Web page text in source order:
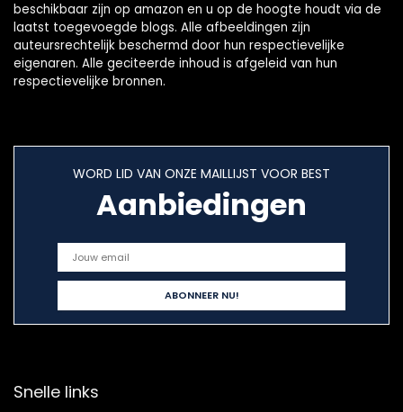
beschikbaar zijn op amazon en u op de hoogte houdt via de
laatst toegevoegde blogs. Alle afbeeldingen zijn
auteursrechtelijk beschermd door hun respectievelijke
eigenaren. Alle geciteerde inhoud is afgeleid van hun
respectievelijke bronnen.
WORD LID VAN ONZE MAILLIJST VOOR BEST
Aanbiedingen
Snelle links